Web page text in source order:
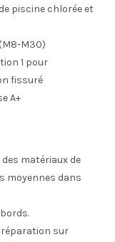
piscine chlorée et
M30)
1 pour
fissuré
A+
matériaux de
moyennes dans
réparation sur